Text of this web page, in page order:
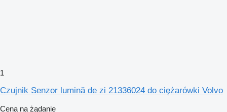
1
Czujnik Senzor lumină de zi 21336024 do ciężarówki Volvo
Cena na żądanie